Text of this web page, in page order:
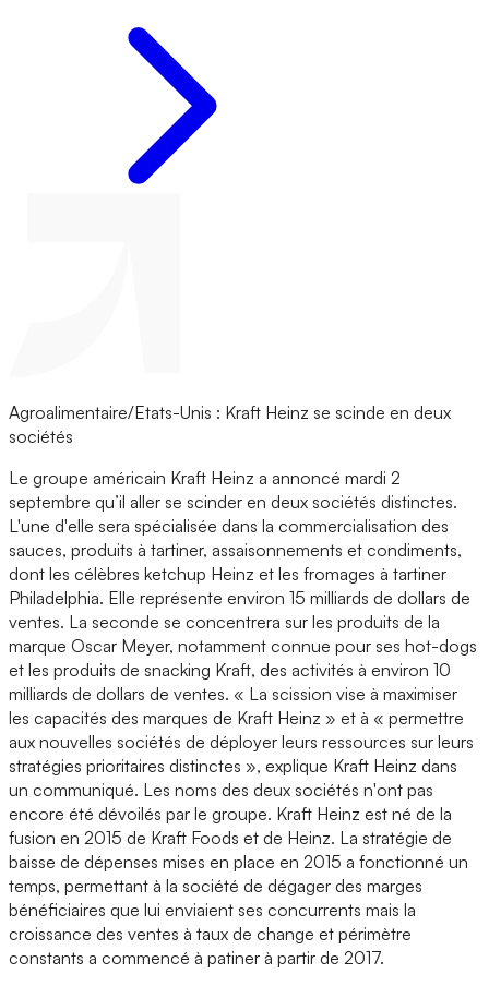
Agroalimentaire/Etats-Unis : Kraft Heinz se scinde en deux
sociétés
Le groupe américain Kraft Heinz a annoncé mardi 2
septembre qu’il aller se scinder en deux sociétés distinctes.
L'une d'elle sera spécialisée dans la commercialisation des
sauces, produits à tartiner, assaisonnements et condiments,
dont les célèbres ketchup Heinz et les fromages à tartiner
Philadelphia. Elle représente environ 15 milliards de dollars de
ventes. La seconde se concentrera sur les produits de la
marque Oscar Meyer, notamment connue pour ses hot-dogs
et les produits de snacking Kraft, des activités à environ 10
milliards de dollars de ventes. « La scission vise à maximiser
les capacités des marques de Kraft Heinz » et à « permettre
aux nouvelles sociétés de déployer leurs ressources sur leurs
stratégies prioritaires distinctes », explique Kraft Heinz dans
un communiqué. Les noms des deux sociétés n'ont pas
encore été dévoilés par le groupe. Kraft Heinz est né de la
fusion en 2015 de Kraft Foods et de Heinz. La stratégie de
baisse de dépenses mises en place en 2015 a fonctionné un
temps, permettant à la société de dégager des marges
bénéficiaires que lui enviaient ses concurrents mais la
croissance des ventes à taux de change et périmètre
constants a commencé à patiner à partir de 2017.